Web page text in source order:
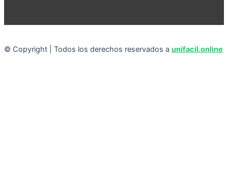
© Copyright | Todos los derechos reservados a unifacil.online